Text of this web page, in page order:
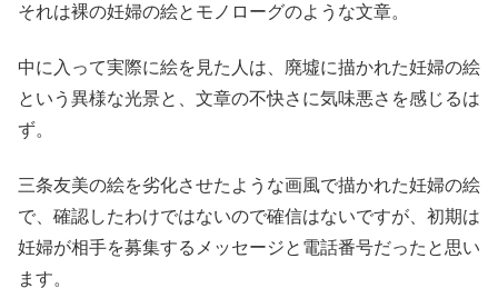
それは裸の妊婦の絵とモノローグのような文章。
中に入って実際に絵を見た人は、廃墟に描かれた妊婦の絵
という異様な光景と、文章の不快さに気味悪さを感じるは
ず。
三条友美の絵を劣化させたような画風で描かれた妊婦の絵
で、確認したわけではないので確信はないですが、初期は
妊婦が相手を募集するメッセージと電話番号だったと思い
ます。